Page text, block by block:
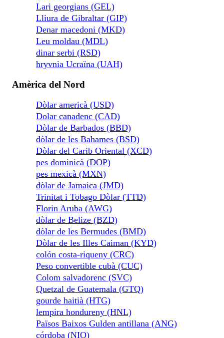
Lari georgians (GEL)
Lliura de Gibraltar (GIP)
Denar macedoni (MKD)
Leu moldau (MDL)
dinar serbi (RSD)
hryvnia Ucraïna (UAH)
Amèrica del Nord
Dòlar americà (USD)
Dolar canadenc (CAD)
Dòlar de Barbados (BBD)
dòlar de les Bahames (BSD)
Dòlar del Carib Oriental (XCD)
pes dominicà (DOP)
pes mexicà (MXN)
dòlar de Jamaica (JMD)
Trinitat i Tobago Dòlar (TTD)
Florin Aruba (AWG)
dòlar de Belize (BZD)
dòlar de les Bermudes (BMD)
Dòlar de les Illes Caiman (KYD)
colón costa-riqueny (CRC)
Peso convertible cubà (CUC)
Colom salvadorenc (SVC)
Quetzal de Guatemala (GTQ)
gourde haitià (HTG)
lempira hondureny (HNL)
Països Baixos Gulden antillana (ANG)
córdoba (NIO)